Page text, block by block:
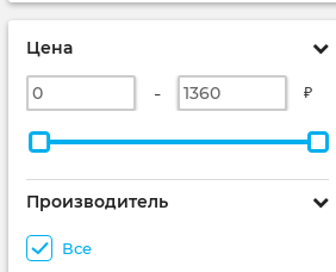
Цена
- ₽
Производитель
Все